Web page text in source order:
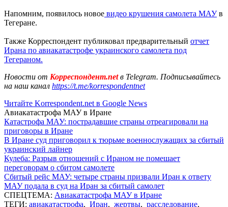
Напомним, появилось новое видео крушения самолета МАУв
Тегеране.
Также Корреспондент публиковал предварительный отчет
Ирана по авиакатастрофе украинского самолета под
Тегераном.
Новости от Корреспондент.netв Telegram. Подписывайтесь
на наш канал https://t.me/korrespondentnet
Читайте Korrespondent.net в Google News
Авиакатастрофа МАУ в Иране
Катастрофа МАУ: пострадавшие страны отреагировали на
приговоры в Иране
В Иране суд приговорил к тюрьме военнослужащих за сбитый
украинский лайнер
Кулеба: Разрыв отношений с Ираном не помешает
переговорам о сбитом самолете
Сбитый рейс МАУ: четыре страны призвали Иран к ответу
МАУ подала в суд на Иран за сбитый самолет
СПЕЦТЕМА: Авиакатастрофа МАУ в Иране
ТЕГИ: авиакатастрофа, Иран, жертвы, расследование,